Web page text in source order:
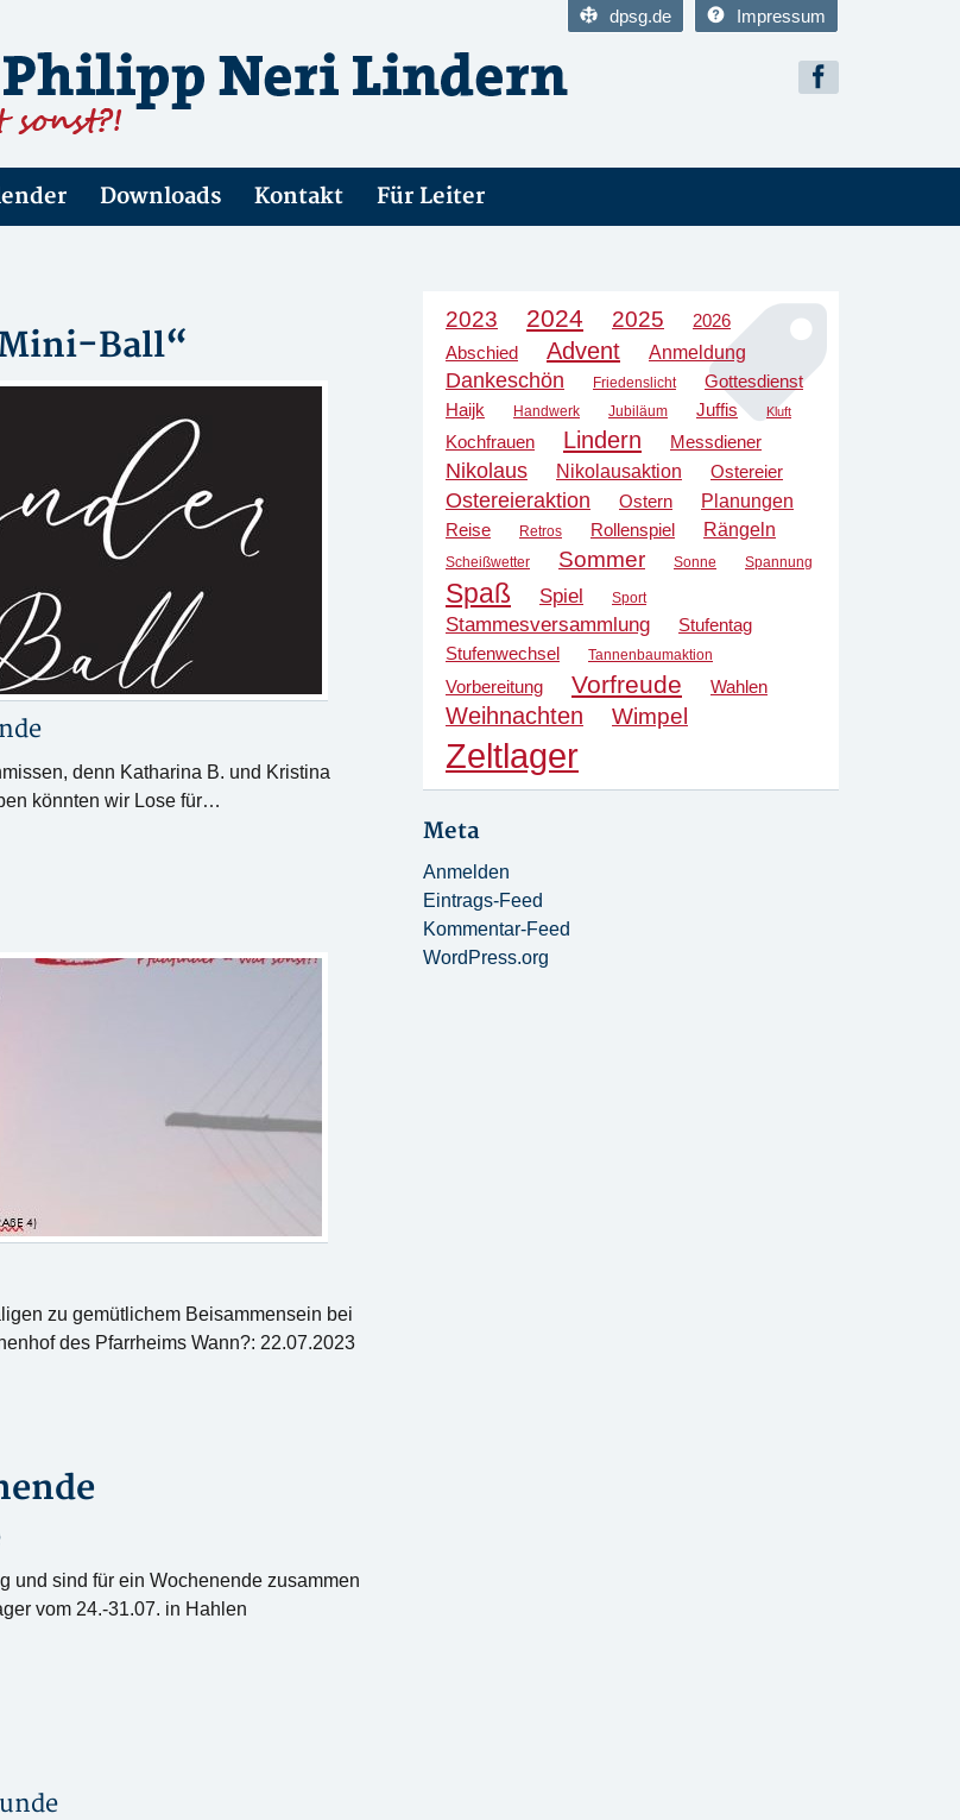
dpsg.de Impressum
Downloads Kontakt Für Leiter
Ball“
denn Katharina B. und Kristina
könnten wir Lose für…
zu gemütlichem Beisammensein bei
des Pfarrheims Wann?: 22.07.2023
und sind für ein Wochenende zusammen
vom 24.-31.07. in Hahlen
2023 2024 2025 2026
Abschied Advent Anmeldung
Dankeschön Friedenslicht
Gottesdienst
Haijk
Handwerk Jubiläum Juffis Kluft
Kochfrauen Lindern Messdiener
Nikolaus Nikolausaktion Ostereier
Ostereieraktion Ostern Planungen
Reise Retros Rollenspiel Rängeln
Scheißwetter Sommer Sonne Spannung
Spaß Spiel Sport
Stammesversammlung Stufentag
Stufenwechsel Tannenbaumaktion
Vorbereitung Vorfreude Wahlen
Weihnachten Wimpel
Zeltlager
Meta
Anmelden
Eintrags-Feed
Kommentar-Feed
WordPress.org